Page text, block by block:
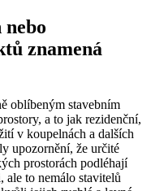
nebo
znamená
oblíbeným stavebním
a to jak rezidenční,
v koupelnách a dalších
upozornění, že určité
prostorách podléhají
to nemálo stavitelů